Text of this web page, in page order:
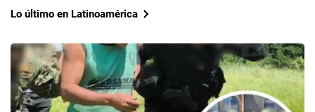
Lo último en Latinoamérica